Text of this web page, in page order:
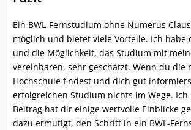
Ein BWL-Fernstudium ohne Numerus
möglich und bietet viele Vorteile. Ich habe
und die Möglichkeit, das Studium mit
vereinbaren, sehr geschätzt. Wenn du die
Hochschule findest und dich gut
erfolgreichen Studium nichts im Wege. Ich
Beitrag hat dir einige wertvolle Einblicke
dazu ermutigt, den Schritt in ein BWL-